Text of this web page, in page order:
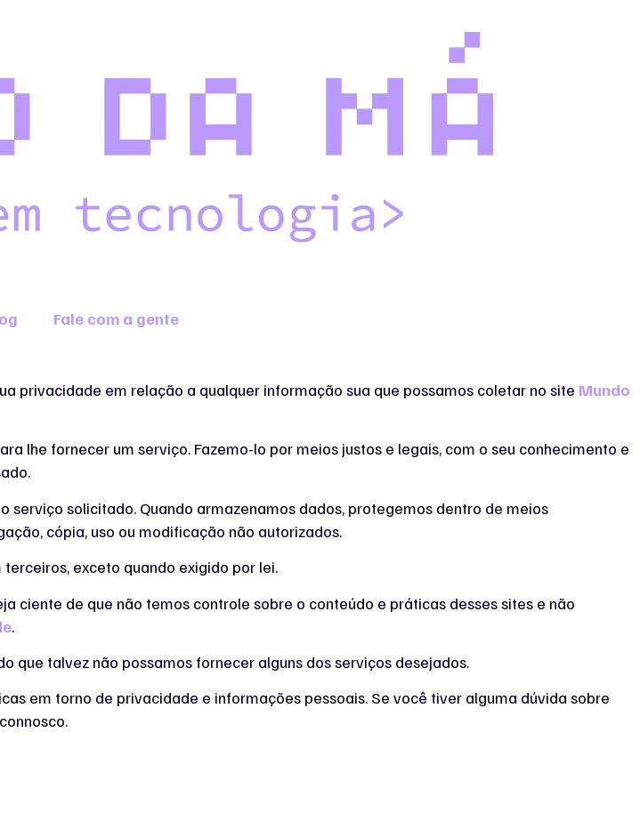
Fale com a gente
privacidade em relação a qualquer informação sua que possamos coletar no site Mundo
lhe fornecer um serviço. Fazemo-lo por meios justos e legais, com o seu conhecimento e
solicitado. Quando armazenamos dados, protegemos dentro de meios
cópia, uso ou modificação não autorizados.
exceto quando exigido por lei.
ciente de que não temos controle sobre o conteúdo e práticas desses sites e não
.
que talvez não possamos fornecer alguns dos serviços desejados.
em torno de privacidade e informações pessoais. Se você tiver alguma dúvida sobre